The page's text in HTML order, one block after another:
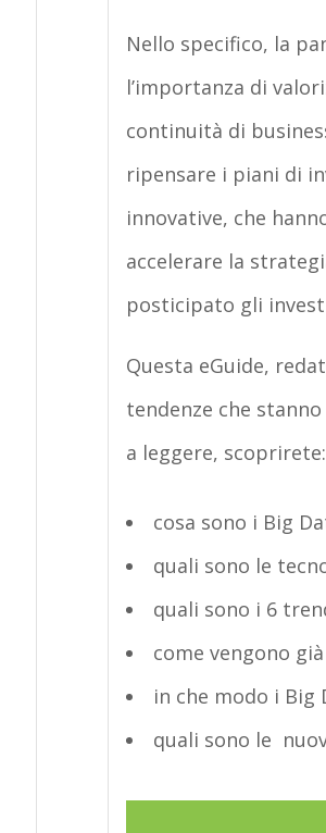
Nello specifico, la
l’importanza di
continuità di
ripensare i piani di
innovative, che
accelerare la
posticipato gli
Questa eGuide,
tendenze che
a leggere, scoprirete:
cosa sono i Big
quali sono le
quali sono i 6
come vengono
in che modo i Big
quali sono le